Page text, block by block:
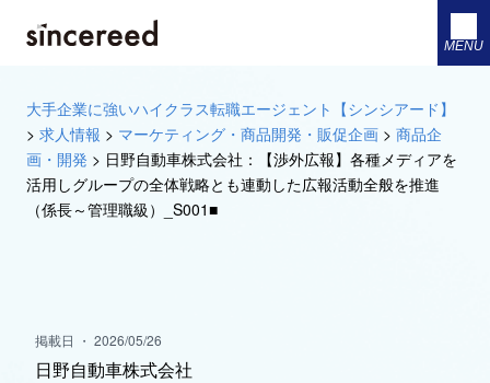
MENU
大手企業に強いハイクラス転職エージェント【シンシアード】
> 求人情報 > マーケティング・商品開発・販促企画 > 商品企
画・開発 > 日野自動車株式会社：【渉外広報】各種メディアを
活用しグループの全体戦略とも連動した広報活動全般を推進
（係長～管理職級）_S001■
掲載日 ・ 2026/05/26
日野自動車株式会社